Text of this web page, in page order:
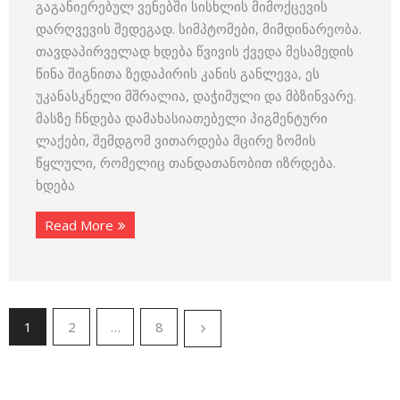
გაგანიერებულ ვენებში სისხლის მიმოქცევის
დარღვევის შედეგად. სიმპტომები, მიმდინარეობა.
თავდაპირველად ხდება წვივის ქვედა მესამედის
წინა შიგნითა ზედაპირის კანის განლევა, ეს
უკანასკნელი მშრალია, დაჭიმული და მბზინვარე.
მასზე ჩნდება დამახასიათებელი პიგმენტური
ლაქები, შემდგომ ვითარდება მცირე ზომის
წყლული, რომელიც თანდათანობით იზრდება.
ხდება
Read More
1 2 … 8